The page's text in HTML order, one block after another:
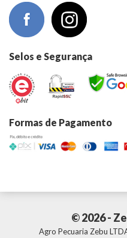
Selos e Segurança
Formas de Pagamento
© 2026 -
Agro Pecuaria Zebu